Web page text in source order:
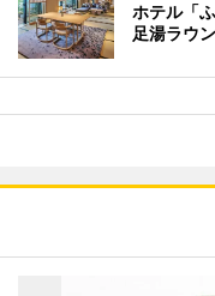
ホテル「
足湯ラウ